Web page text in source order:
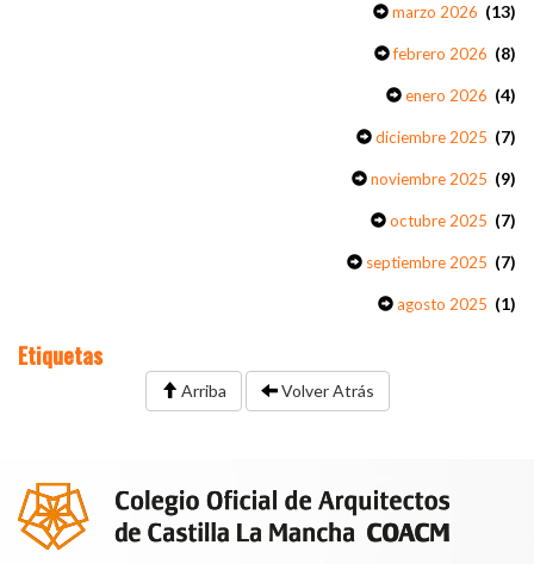
marzo 2026 (13)
febrero 2026 (8)
enero 2026 (4)
diciembre 2025 (7)
noviembre 2025 (9)
octubre 2025 (7)
septiembre 2025 (7)
agosto 2025 (1)
Etiquetas
Arriba Volver Atrás